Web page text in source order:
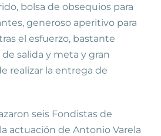
bolsa de obsequios para
generoso aperitivo para
el esfuerzo, bastante
salida y meta y gran
realizar la entrega de
seis Fondistas de
actuación de Antonio Varela